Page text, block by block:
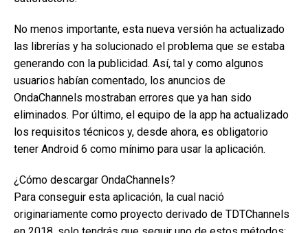
No menos importante, esta nueva versión ha actualizado
las librerías y ha solucionado el problema que se estaba
generando con la publicidad. Así, tal y como algunos
usuarios habían comentado, los anuncios de
OndaChannels mostraban errores que ya han sido
eliminados. Por último, el equipo de la app ha actualizado
los requisitos técnicos y, desde ahora, es obligatorio
tener Android 6 como mínimo para usar la aplicación.
¿Cómo descargar OndaChannels?
Para conseguir esta aplicación, la cual nació
originariamente como proyecto derivado de TDTChannels